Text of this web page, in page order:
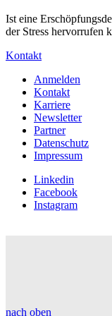
Ist eine
der Stress hervorrufen
Kontakt
Anmelden
Kontakt
Karriere
Newsletter
Partner
Datenschutz
Impressum
Linkedin
Facebook
Instagram
nach oben